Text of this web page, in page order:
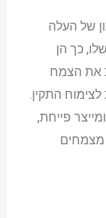
של העלה
כך הן
את הצמח
התקין.
פייחת,
מצמחים